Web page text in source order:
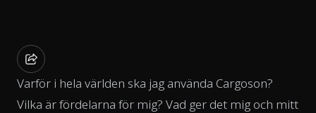
Varför i hela världen ska jag använda Cargoson?
Vilka är fördelarna för mig? Vad ger det mig och mitt